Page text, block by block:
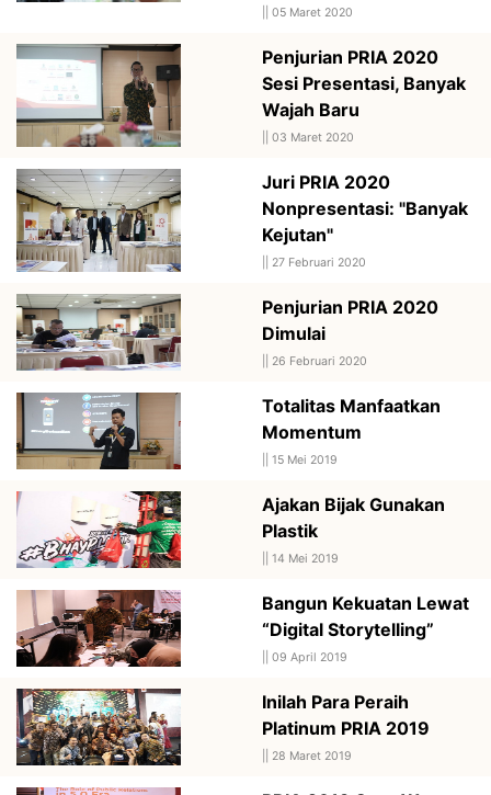
05 Maret 2020
Penjurian PRIA 2020
Sesi Presentasi, Banyak
Wajah Baru
03 Maret 2020
Juri PRIA 2020
Nonpresentasi: "Banyak
Kejutan"
27 Februari 2020
Penjurian PRIA 2020
Dimulai
26 Februari 2020
Totalitas Manfaatkan
Momentum
15 Mei 2019
Ajakan Bijak Gunakan
Plastik
14 Mei 2019
Bangun Kekuatan Lewat
“Digital Storytelling”
09 April 2019
Inilah Para Peraih
Platinum PRIA 2019
28 Maret 2019